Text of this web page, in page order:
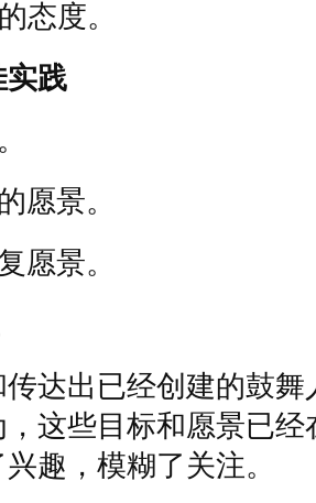
的态度。
实践
愿景。
愿景。
达出已经创建的鼓
这些目标和愿景已
趣，模糊了关注。